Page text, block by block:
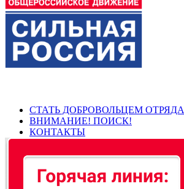
СТАТЬ ДОБРОВОЛЬЦЕМ ОТРЯДА
ВНИМАНИЕ! ПОИСК!
КОНТАКТЫ